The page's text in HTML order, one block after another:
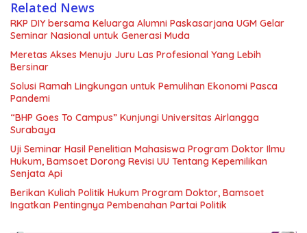
Related News
RKP DIY bersama Keluarga Alumni Paskasarjana UGM Gelar
Seminar Nasional untuk Generasi Muda
Meretas Akses Menuju Juru Las Profesional Yang Lebih
Bersinar
Solusi Ramah Lingkungan untuk Pemulihan Ekonomi Pasca
Pandemi
“BHP Goes To Campus” Kunjungi Universitas Airlangga
Surabaya
Uji Seminar Hasil Penelitian Mahasiswa Program Doktor Ilmu
Hukum, Bamsoet Dorong Revisi UU Tentang Kepemilikan
Senjata Api
Berikan Kuliah Politik Hukum Program Doktor, Bamsoet
Ingatkan Pentingnya Pembenahan Partai Politik